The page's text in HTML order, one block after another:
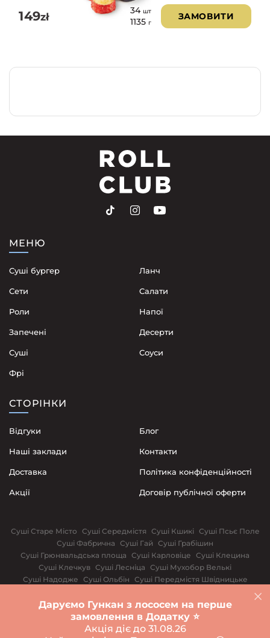
149zł
34 шт
1135 г
ЗАМОВИТИ
МЕНЮ
Суші бургер
Сети
Роли
Запечені
Суші
Фрі
Ланч
Cалати
Напої
Десерти
Соуси
СТОРІНКИ
Відгуки
Наші заклади
Доставка
Акції
Блог
Контакти
Політика конфіденційності
Договір публічної оферти
Суші Старе Місто Суші Середмістя Суші Кшикі Суші Псьє Поле
Суші Фабрична Суші Гай Суші Грабішин
Суші Грюнвальдська площа Суші Карловіце Суші Клецина
Суші Клечкув Суші Лесніца Суші Мухобор Велькі
Суші Надодже Суші Ольбін Суші Передмістя Швідницьке
Варшава Біла Церква Вінниця Дніпро
Івано-Франківськ
Суші Київ Львів Одеса Рівне Харків
Даруємо Гункан з лососем на перше
замовлення в Додатку ⭐️
Акція діє до 31.08.26